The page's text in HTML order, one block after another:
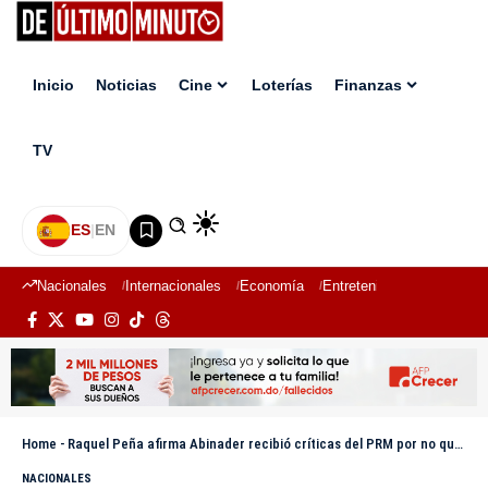
Inicio Noticias Cine Loterías Finanzas
TV
ES|EN
Nacionales Internacionales Economía Entretenimiento
Home - Raquel Peña afirma Abinader recibió críticas del PRM por no querer reelegirse en 2028
NACIONALES